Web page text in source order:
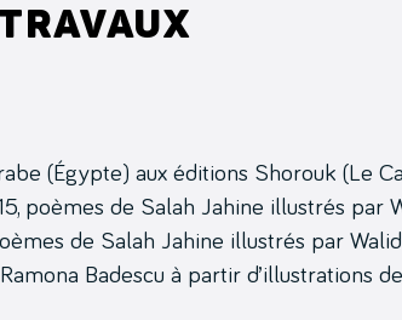
(Égypte) aux éditions Shorouk (Le
poèmes de Salah Jahine illustrés par
de Salah Jahine illustrés par
Badescu à partir d’illustrations